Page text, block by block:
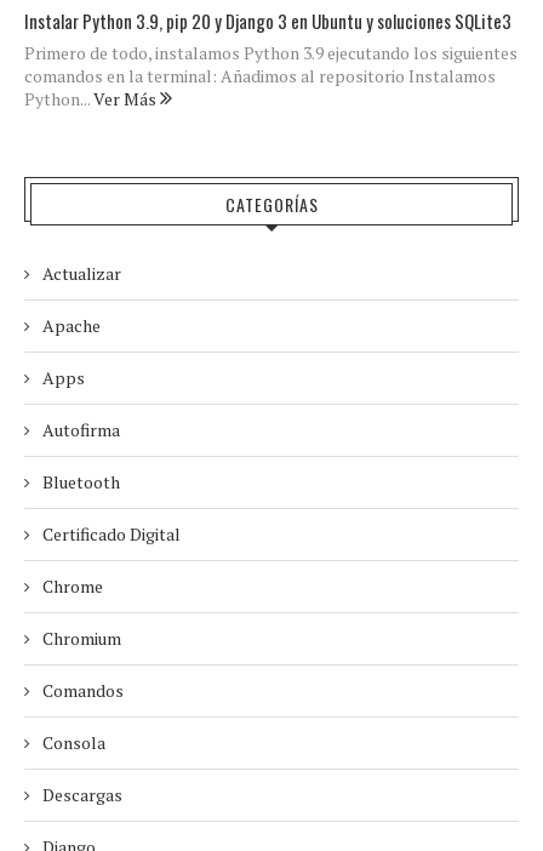
Instalar Python 3.9, pip 20 y Django 3 en Ubuntu y soluciones SQLite3
Primero de todo, instalamos Python 3.9 ejecutando los siguientes
comandos en la terminal: Añadimos al repositorio Instalamos
Python...Ver Más
CATEGORÍAS
Actualizar
Apache
Apps
Autofirma
Bluetooth
Certificado Digital
Chrome
Chromium
Comandos
Consola
Descargas